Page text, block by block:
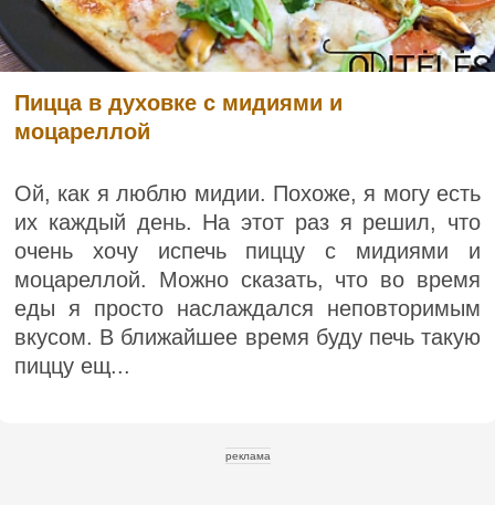
Пицца в духовке с мидиями и
моцареллой
Ой, как я люблю мидии. Похоже, я могу есть
их каждый день. На этот раз я решил, что
очень хочу испечь пиццу с мидиями и
моцареллой. Можно сказать, что во время
еды я просто наслаждался неповторимым
вкусом. В ближайшее время буду печь такую
​​пиццу ещ...
реклама